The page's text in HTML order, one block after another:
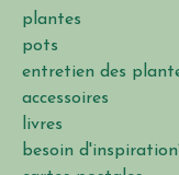
plantes
pots
entretien des
accessoires
livres
besoin